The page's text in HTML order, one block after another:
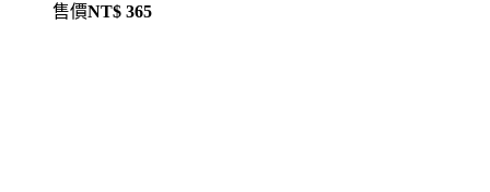
售價NT$ 365